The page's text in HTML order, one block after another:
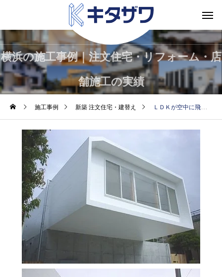
横浜の施工事例｜注文住宅・リフォーム・店
舗施工の実績
施工事例 新築 注文住宅・建替え ＬＤＫが空中に飛び出す鉄筋と木造の混構造の家～ＴＦ邸／横浜市港北区